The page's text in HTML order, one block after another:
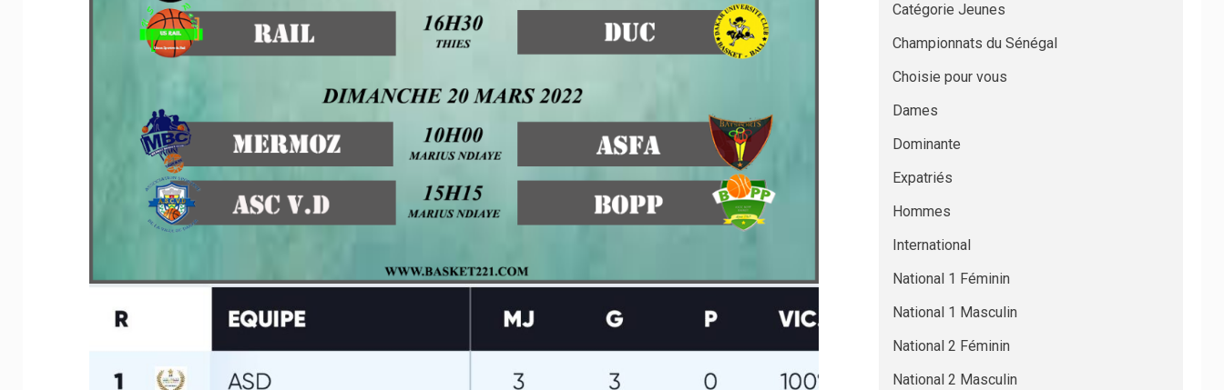
Catégorie Jeunes
Championnats du Sénégal
Choisie pour vous
Dames
Dominante
Expatriés
Hommes
International
National 1 Féminin
National 1 Masculin
National 2 Féminin
National 2 Masculin